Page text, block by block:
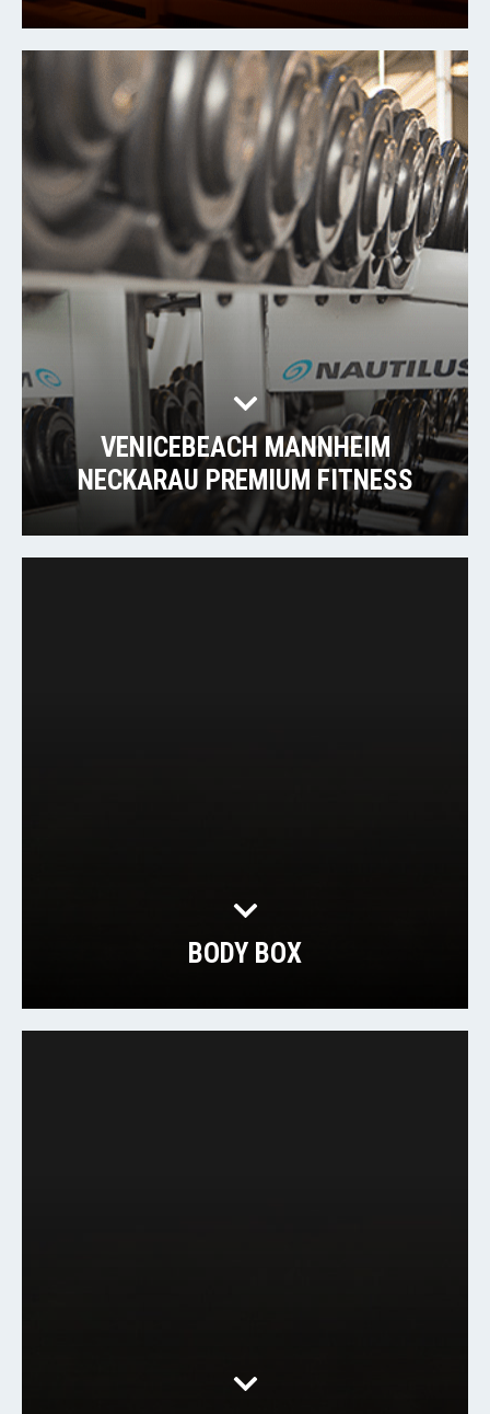
VENICEBEACH MANNHEIM
NECKARAU PREMIUM FITNESS
BODY BOX